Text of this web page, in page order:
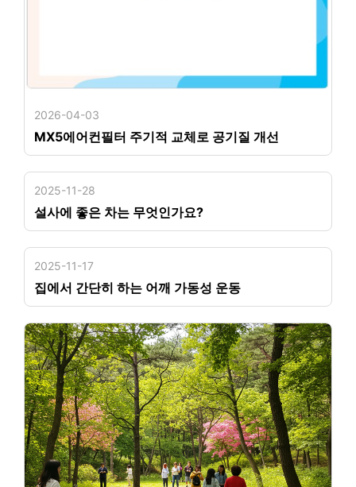
2026-04-03
MX5에어컨필터 주기적 교체로 공기질 개선
2025-11-28
설사에 좋은 차는 무엇인가요?
2025-11-17
집에서 간단히 하는 어깨 가동성 운동